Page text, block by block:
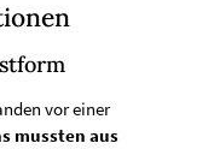
vor einer
mussten aus